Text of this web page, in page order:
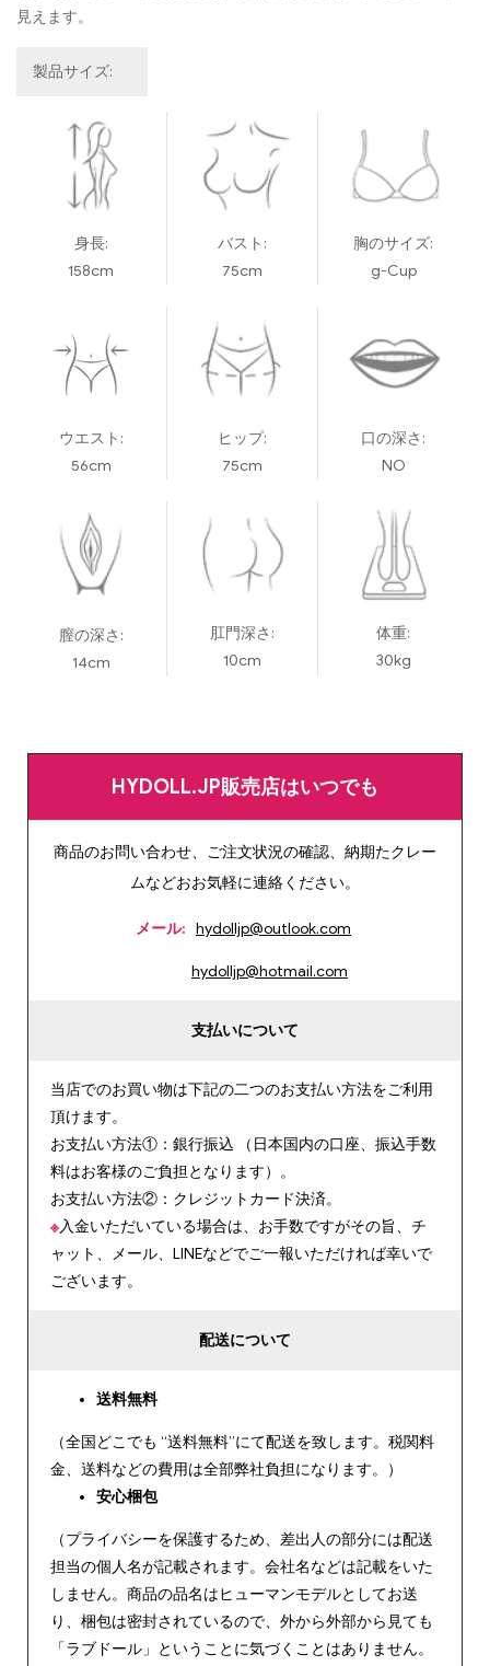
見えます。
製品サイズ:
身長:
158cm
バスト:
75cm
胸のサイズ:
g-Cup
ウエスト:
56cm
ヒップ:
75cm
口の深さ:
NO
膣の深さ:
14cm
肛門深さ:
10cm
体重:
30kg
HYDOLL.JP販売店はいつでも
商品のお問い合わせ、ご注文状況の確認、納期たクレー
ムなどおお気軽に連絡ください。
メール: hydolljp@outlook.com
hydolljp@hotmail.com
支払いについて
当店でのお買い物は下記の二つのお支払い方法をご利用
頂けます。
お支払い方法①：銀行振込 （日本国内の口座、振込手数
料はお客様のご負担となります）。
お支払い方法②：クレジットカード決済。
※入金いただいている場合は、お手数ですがその旨、チ
ャット、メール、LINEなどでご一報いただければ幸いで
ございます。
配送について
送料無料
（全国どこでも “送料無料”にて配送を致します。税関料
金、送料などの費用は全部弊社負担になります。）
安心梱包
（プライバシーを保護するため、差出人の部分には配送
担当の個人名が記載されます。会社名などは記載をいた
しません。商品の品名はヒューマンモデルとしてお送
り、梱包は密封されているので、外から外部から見ても
「ラブドール」ということに気づくことはありません。